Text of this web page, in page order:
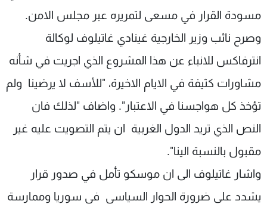
مسودة القرار في مسعى لتمريره عبر مجلس الامن.
وصرح نائب وزير الخارجية غينادي غاتيلوف لوكالة
انترفاكس للانباء عن هذا المشروع الذي اجريت في شأنه
مشاورات كثيفة في الايام الاخيرة، "للأسف لا يرضينا ولم
تؤخذ كل هواجسنا في الاعتبار". واضاف "لذلك فان
النص الذي تريد الدول الغربية ان يتم التصويت عليه غير
مقبول بالنسبة الينا".
واشار غاتيلوف الى ان موسكو تأمل في صدور قرار
يشدد على ضرورة الحوار السياسي في سوريا وممارسة